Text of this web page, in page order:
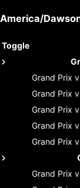
America/
Toggle
Grand Prix
Grand Prix
Grand Prix
Grand Prix
Grand Prix
Grand Prix